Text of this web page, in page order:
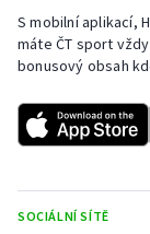
Rychlobruslení
Short track
Sportovní
S mobilní aplikací,
máte ČT sport
bonusový obsah
SOCIÁLNÍ SÍTĚ